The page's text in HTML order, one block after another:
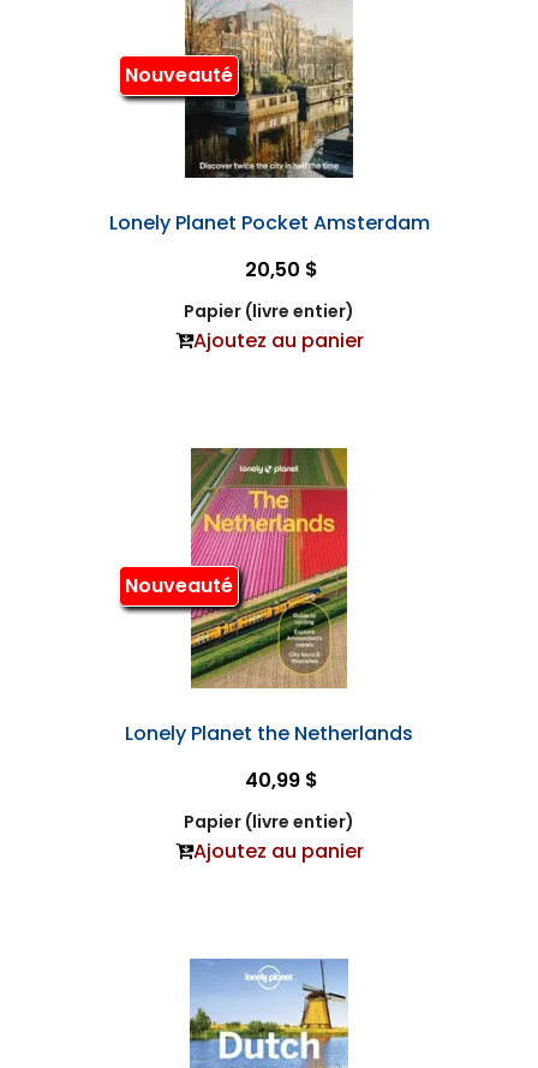
Nouveauté
Lonely Planet Pocket Amsterdam
20,50 $
Papier (livre entier)
Ajoutez au panier
Nouveauté
Lonely Planet the Netherlands
40,99 $
Papier (livre entier)
Ajoutez au panier